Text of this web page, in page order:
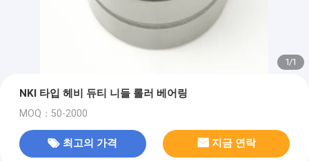
1/1
NKI 타입 헤비 듀티 니들 롤러 베어링
MOQ：50-2000
최고의 가격 지금 연락